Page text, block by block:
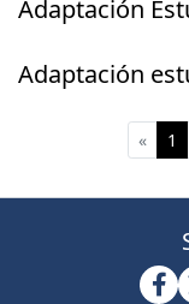
Adaptación
Adaptación
« 1